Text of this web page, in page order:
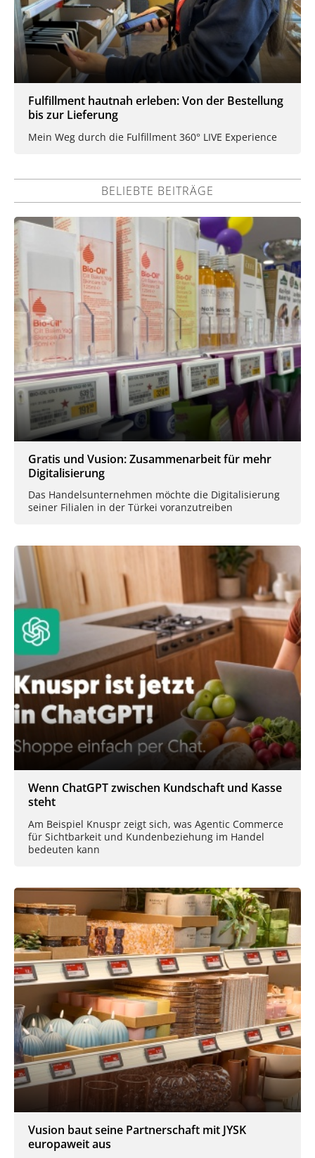
Fulfillment hautnah erleben: Von der Bestellung
bis zur Lieferung
Mein Weg durch die Fulfillment 360° LIVE Experience
BELIEBTE BEITRÄGE
Gratis und Vusion: Zusammenarbeit für mehr
Digitalisierung
Das Handelsunternehmen möchte die Digitalisierung
seiner Filialen in der Türkei voranzutreiben
Wenn ChatGPT zwischen Kundschaft und Kasse
steht
Am Beispiel Knuspr zeigt sich, was Agentic Commerce
für Sichtbarkeit und Kundenbeziehung im Handel
bedeuten kann
Vusion baut seine Partnerschaft mit JYSK
europaweit aus